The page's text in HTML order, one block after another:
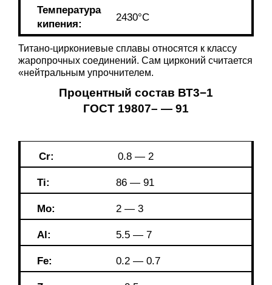
Температура
кипения:
2430°С
Титано-циркониевые сплавы относятся к классу
жаропрочных соединений. Сам цирконий считается
«нейтральным упрочнителем.
Процентный состав ВТ3−1
ГОСТ 19807– — 91
Cr: 0.8 — 2
Ti: 86 — 91
Mo: 2 — 3
Al: 5.5 — 7
Fe: 0.2 — 0.7